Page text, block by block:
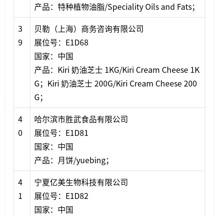
产品：特种植物油脂/Speciality Oils and Fats；
3
9
贝勒（上海）商务咨询有限公司
展位号：E1D68
国家：中国
产品：Kiri 奶油芝士 1KG/Kiri Cream Cheese 1K
G；Kiri 奶油芝士 200G/Kiri Cream Cheese 200
G；
4
0
哈尔滨市胜武食品有限公司
展位号：E1D81
国家：中国
产品：月饼/yuebing；
4
1
宁夏亿美生物科技有限公司
展位号：E1D82
国家：中国